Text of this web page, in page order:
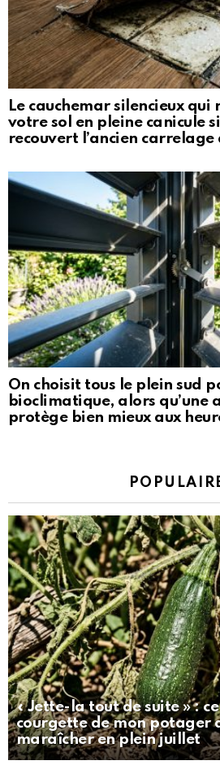
Le cauchemar silencieux qui
votre sol en pleine canicule
recouvert l’ancien
On choisit tous le plein sud
bioclimatique, alors qu’une
protège bien mieux aux
« Jette-la tout de suite » :
courgette de mon potager
maraîcher en plein juillet